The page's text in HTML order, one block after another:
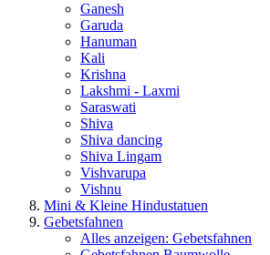
Ganesh
Garuda
Hanuman
Kali
Krishna
Lakshmi - Laxmi
Saraswati
Shiva
Shiva dancing
Shiva Lingam
Vishvarupa
Vishnu
Mini & Kleine Hindustatuen
Gebetsfahnen
Alles anzeigen: Gebetsfahnen